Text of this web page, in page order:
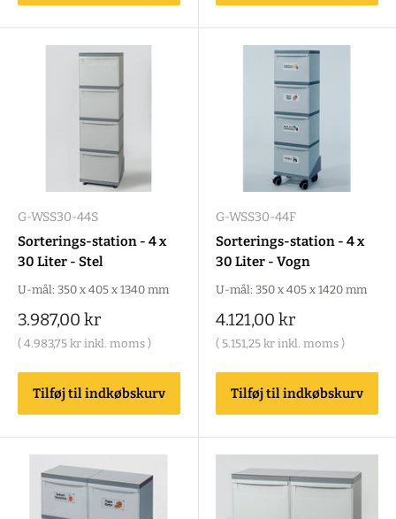
G-WSS30-44S
Sorterings-station - 4 x
30 Liter - Stel
U-mål: 350 x 405 x 1340 mm
Salgspris
3.987,00 kr
( 4.983,75 kr inkl. moms )
Tilføj til indkøbskurv
G-WSS30-44F
Sorterings-station - 4 x
30 Liter - Vogn
U-mål: 350 x 405 x 1420 mm
Salgspris
4.121,00 kr
( 5.151,25 kr inkl. moms )
Tilføj til indkøbskurv